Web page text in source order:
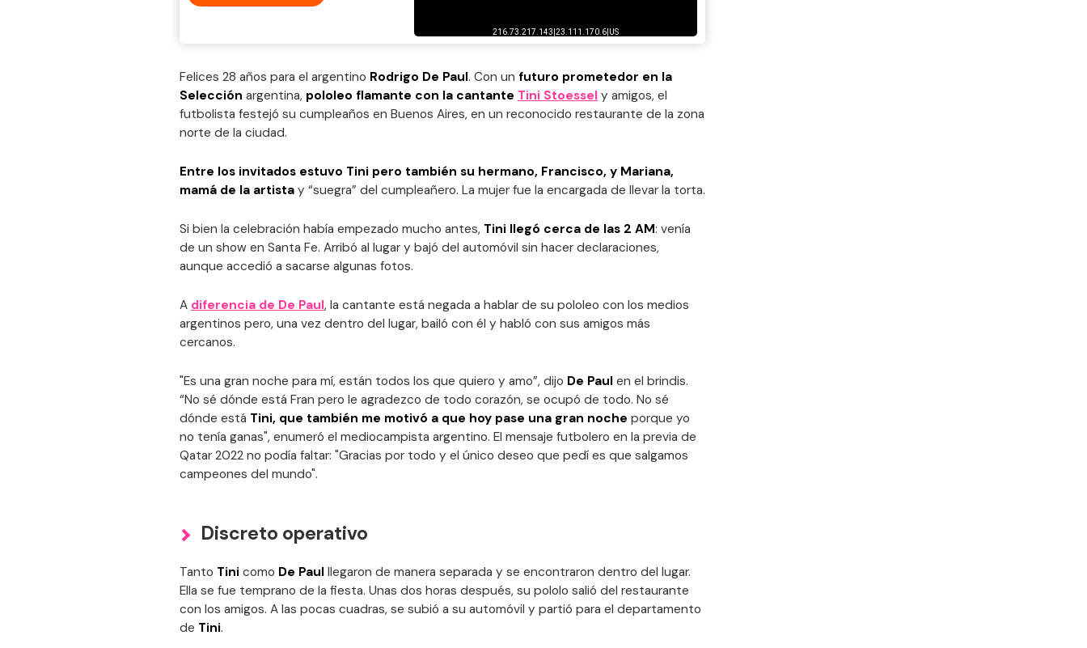
Felices 28 años para el argentino Rodrigo De Paul. Con un futuro prometedor en la
Selección argentina, pololeo flamante con la cantante Tini Stoessel y amigos, el
futbolista festejó su cumpleaños en Buenos Aires, en un reconocido restaurante de la zona
norte de la ciudad.
Entre los invitados estuvo Tini pero también su hermano, Francisco, y Mariana,
mamá de la artista y “suegra” del cumpleañero. La mujer fue la encargada de llevar la torta.
Si bien la celebración había empezado mucho antes, Tini llegó cerca de las 2 AM: venía
de un show en Santa Fe. Arribó al lugar y bajó del automóvil sin hacer declaraciones,
aunque accedió a sacarse algunas fotos.
A diferencia de De Paul, la cantante está negada a hablar de su pololeo con los medios
argentinos pero, una vez dentro del lugar, bailó con él y habló con sus amigos más
cercanos.
"Es una gran noche para mí, están todos los que quiero y amo”, dijo De Paul en el brindis.
“No sé dónde está Fran pero le agradezco de todo corazón, se ocupó de todo. No sé
dónde está Tini, que también me motivó a que hoy pase una gran noche porque yo
no tenía ganas", enumeró el mediocampista argentino. El mensaje futbolero en la previa de
Qatar 2022 no podía faltar: "Gracias por todo y el único deseo que pedí es que salgamos
campeones del mundo".
Discreto operativo
Tanto Tini como De Paul llegaron de manera separada y se encontraron dentro del lugar.
Ella se fue temprano de la fiesta. Unas dos horas después, su pololo salió del restaurante
con los amigos. A las pocas cuadras, se subió a su automóvil y partió para el departamento
de Tini.